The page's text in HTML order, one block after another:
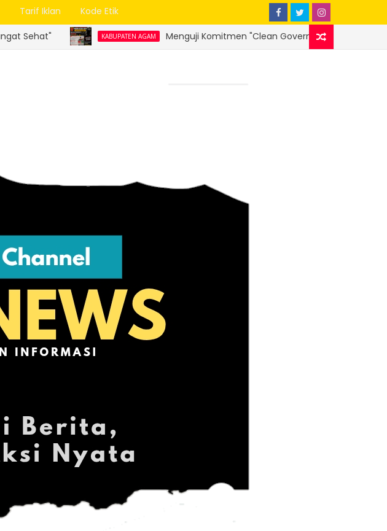
Tarif Iklan Kode Etik
KABUPATEN AGAM Menguji Komitmen "Clean Governance" Bupati Agam Benni Warlis :